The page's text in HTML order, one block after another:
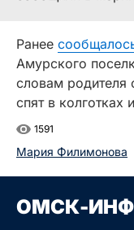
Ранее
Амурского
словам родителя
спят в колготках
1591
Мария Филимонова
ОМСК-